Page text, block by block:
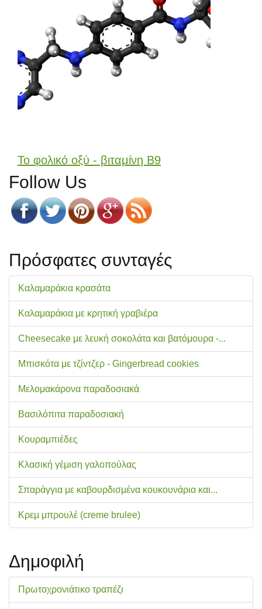
Το φολικό οξύ - βιταμίνη Β9
Follow Us
Πρόσφατες συνταγές
Καλαμαράκια κρασάτα
Καλαμαράκια με κρητική γραβιέρα
Cheesecake με λευκή σοκολάτα και βατόμουρα -...
Μπισκότα με τζίντζερ - Gingerbread cookies
Μελομακάρονα παραδοσιακά
Βασιλόπιτα παραδοσιακή
Κουραμπιέδες
Κλασική γέμιση γαλοπούλας
Σπαράγγια με καβουρδισμένα κουκουνάρια και...
Κρεμ μπρουλέ (creme brulee)
Δημοφιλή
Πρωτοχρονιάτικο τραπέζι